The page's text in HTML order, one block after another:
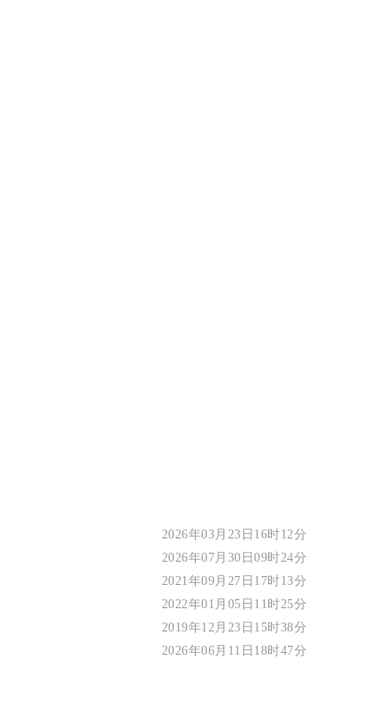
2026年03月23日16时12分
2026年07月30日09时24分
2021年09月27日17时13分
2022年01月05日11时25分
2019年12月23日15时38分
2026年06月11日18时47分